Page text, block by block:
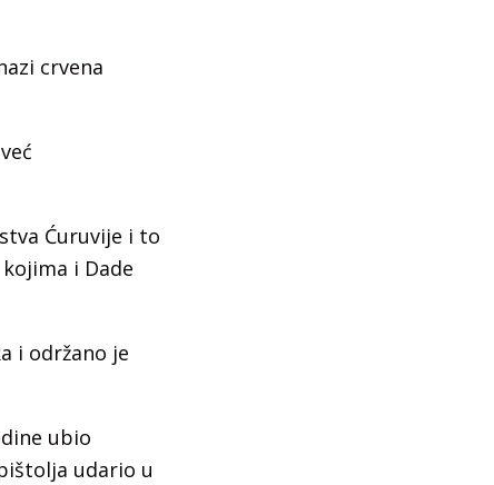
crvena
Ćuruvije i to
i Dade
i održano je
ubio
udario u